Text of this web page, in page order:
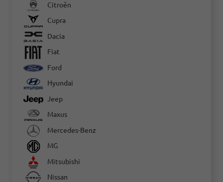
Citroën
Cupra
Dacia
Fiat
Ford
Hyundai
Jeep
Maxus
Mercedes-Benz
MG
Mitsubishi
Nissan